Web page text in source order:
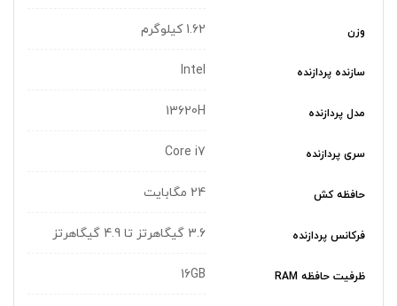
وزن 1.62 کیلوگرم
سازنده پردازنده Intel
مدل پردازنده 13620H
سری پردازنده Core i7
حافظه کش 24 مگابایت
فرکانس پردازنده 3.6 گیگاهرتز تا 4.9 گیگاهرتز
ظرفیت حافظه RAM 16GB